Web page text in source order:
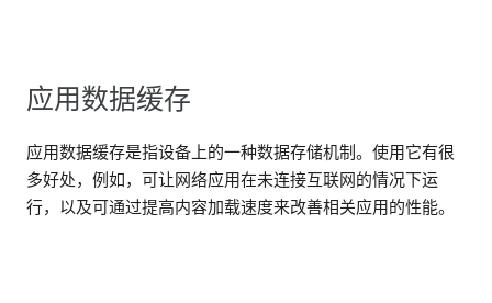
应用数据缓存
应用数据缓存是指设备上的一种数据存储机制。使用它有很
多好处，例如，可让网络应用在未连接互联网的情况下运
行，以及可通过提高内容加载速度来改善相关应用的性能。